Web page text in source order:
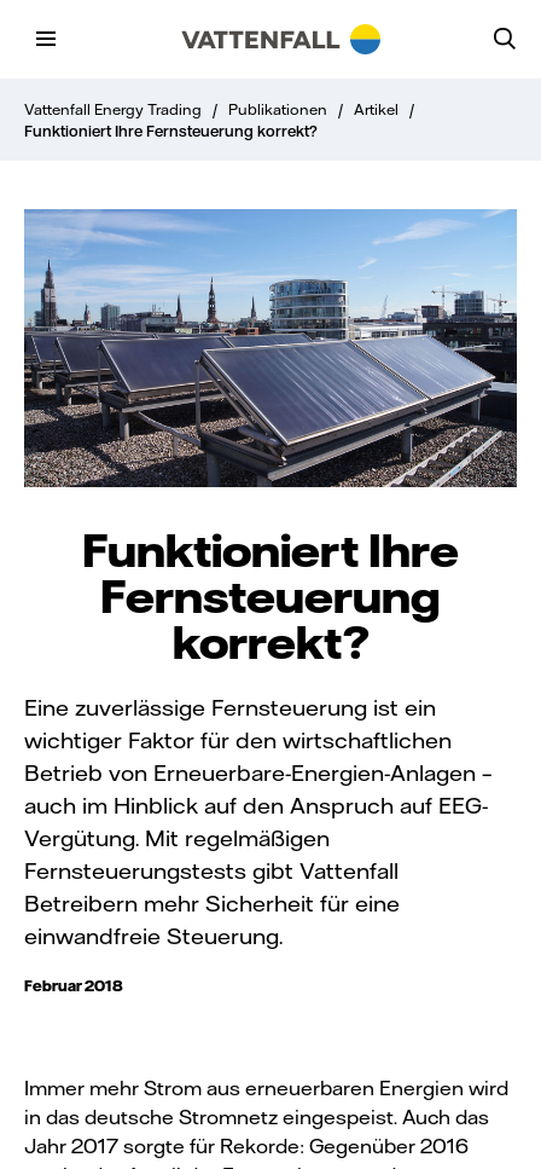
Vattenfall Energy Trading / Publikationen / Artikel
/
Funktioniert Ihre Fernsteuerung korrekt?
Funktioniert Ihre
Fernsteuerung
korrekt?
Eine zuverlässige Fernsteuerung ist ein
wichtiger Faktor für den wirtschaftlichen
Betrieb von Erneuerbare-Energien-Anlagen –
auch im Hinblick auf den Anspruch auf EEG-
Vergütung. Mit regelmäßigen
Fernsteuerungstests gibt Vattenfall
Betreibern mehr Sicherheit für eine
einwandfreie Steuerung.
Februar 2018
Immer mehr Strom aus erneuerbaren Energien wird
in das deutsche Stromnetz eingespeist. Auch das
Jahr 2017 sorgte für Rekorde: Gegenüber 2016